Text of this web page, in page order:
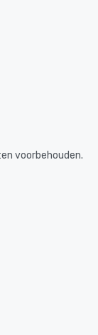
voorbehouden.